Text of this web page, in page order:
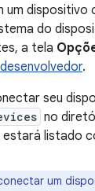
um
do
a tela
.
seu
no
listado
um